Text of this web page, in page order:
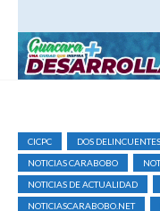
CICPC DOS DELINCUENTES
NOTICIAS CARABOBO
NOTICIAS DE ACTUALIDAD
NOTICIASCARABOBO.NET